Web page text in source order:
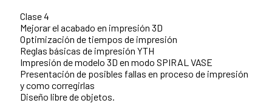
Clase 4
Mejorar el acabado en impresión 3D
Optimización de tiempos de impresión
Reglas básicas de impresión YTH
Impresión de modelo 3D en modo SPIRAL VASE
Presentación de posibles fallas en proceso de impresión
y como corregirlas
Diseño libre de objetos.